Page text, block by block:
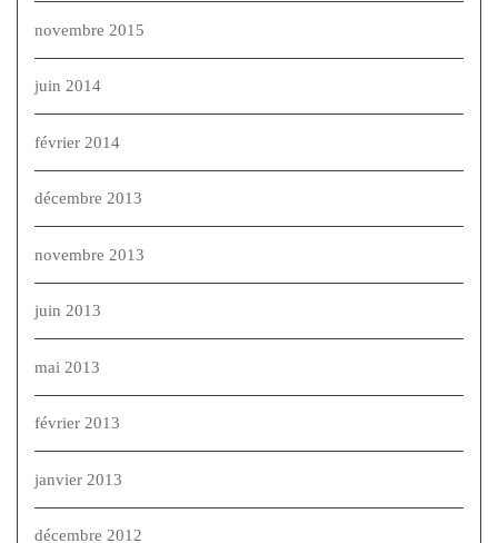
novembre 2015
juin 2014
février 2014
décembre 2013
novembre 2013
juin 2013
mai 2013
février 2013
janvier 2013
décembre 2012